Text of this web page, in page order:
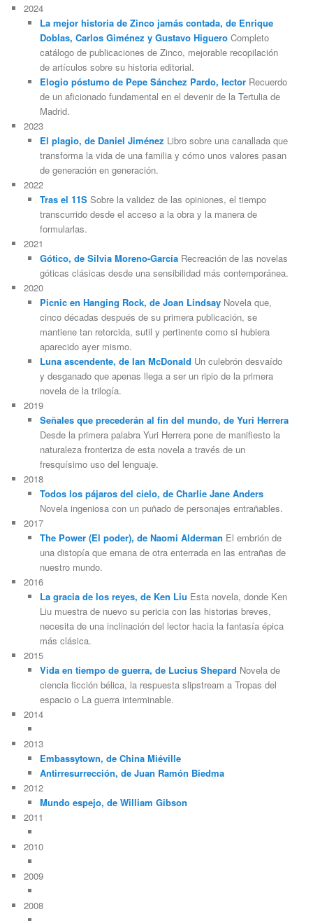
2024
La mejor historia de Zinco jamás contada, de Enrique
Doblas, Carlos Giménez y Gustavo HigueroCompleto
catálogo de publicaciones de Zinco, mejorable recopilación
de artículos sobre su historia editorial.
Elogio póstumo de Pepe Sánchez Pardo, lectorRecuerdo
de un aficionado fundamental en el devenir de la Tertulia de
Madrid.
2023
El plagio, de Daniel Jiménez Libro sobre una canallada que
transforma la vida de una familia y cómo unos valores pasan
de generación en generación.
2022
Tras el 11SSobre la validez de las opiniones, el tiempo
transcurrido desde el acceso a la obra y la manera de
formularlas.
2021
Gótico, de Silvia Moreno-GarcíaRecreación de las novelas
góticas clásicas desde una sensibilidad más contemporánea.
2020
Picnic en Hanging Rock, de Joan LindsayNovela que,
cinco décadas después de su primera publicación, se
mantiene tan retorcida, sutil y pertinente como si hubiera
aparecido ayer mismo.
Luna ascendente, de Ian McDonald Un culebrón desvaído
y desganado que apenas llega a ser un ripio de la primera
novela de la trilogía.
2019
Señales que precederán al fin del mundo, de Yuri Herrera
Desde la primera palabra Yuri Herrera pone de manifiesto la
naturaleza fronteriza de esta novela a través de un
fresquísimo uso del lenguaje.
2018
Todos los pájaros del cielo, de Charlie Jane Anders
Novela ingeniosa con un puñado de personajes entrañables.
2017
The Power (El poder), de Naomi Alderman El embrión de
una distopía que emana de otra enterrada en las entrañas de
nuestro mundo.
2016
La gracia de los reyes, de Ken Liu Esta novela, donde Ken
Liu muestra de nuevo su pericia con las historias breves,
necesita de una inclinación del lector hacia la fantasía épica
más clásica.
2015
Vida en tiempo de guerra, de Lucius Shepard Novela de
ciencia ficción bélica, la respuesta slipstream a Tropas del
espacio o La guerra interminable.
2014
2013
Embassytown, de China Miéville
Antirresurrección, de Juan Ramón Biedma
2012
Mundo espejo, de William Gibson
2011
2010
2009
2008